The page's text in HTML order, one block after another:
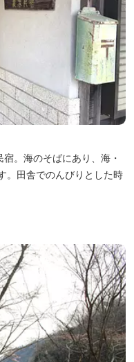
。海のそばにあり、海・
。田舎でのんびりとした時